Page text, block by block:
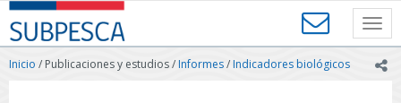
Contenido
principal
SUBPESCA
-
Subsecretaría
Inicio / Publicaciones y estudios /Informes/Indicadores biológicos